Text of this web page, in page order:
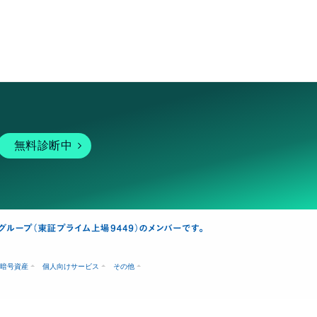
無料診断中
暗号資産 個人向けサービス その他